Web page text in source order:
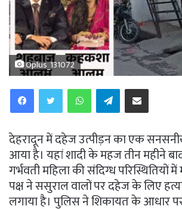
Oplus_131072
WhatsAppTelegramShare via Email
देहरादून में दहेज उत्पीड़न का एक
आया है। यहां शादी के महज तीन महीने
गर्भवती महिला की संदिग्ध परिस्थितियों
पक्ष ने ससुराल वालों पर दहेज के लिए
लगाया है। पुलिस ने शिकायत के आधार